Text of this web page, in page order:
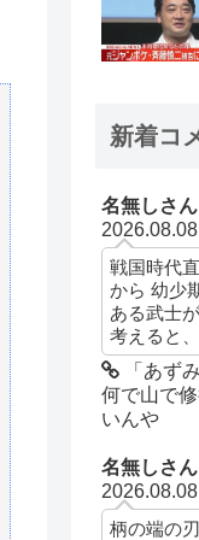
新着コ
名無しさん
2026.08.08
戦国時代
から 幼少
ある武士
考えると
「あず
何で山で
いんや
名無しさん
2026.08.08
柄の端の